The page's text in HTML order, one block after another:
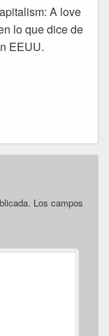
A love
lo que dice de
EEUU.
Los campos